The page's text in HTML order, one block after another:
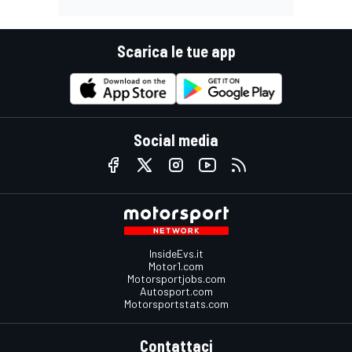
Scarica le tue app
Social media
InsideEvs.it
Motor1.com
Motorsportjobs.com
Autosport.com
Motorsportstats.com
Contattaci